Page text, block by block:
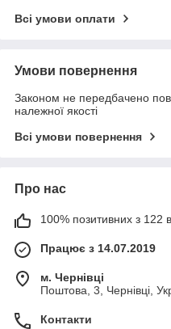
Всі умови оплати
Умови повернення
Законом не передбачено
належної якості
Всі умови повернення
Про нас
100% позитивних з 122
Працює з 14.07.2019
м. Чернівці
Поштова, 3, Чернівці,
Контакти